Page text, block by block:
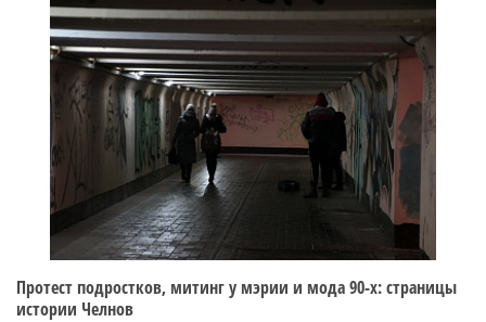
Протест подростков, митинг у мэрии и мода 90-х: страницы
истории Челнов